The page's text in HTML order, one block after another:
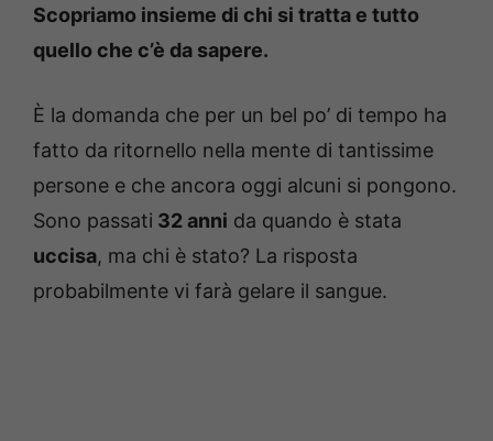
Scopriamo insieme di chi si tratta e tutto
quello che c’è da sapere.
È la domanda che per un bel po’ di tempo ha
fatto da ritornello nella mente di tantissime
persone e che ancora oggi alcuni si pongono.
Sono passati 32 anni da quando è stata
uccisa, ma chi è stato? La risposta
probabilmente vi farà gelare il sangue.